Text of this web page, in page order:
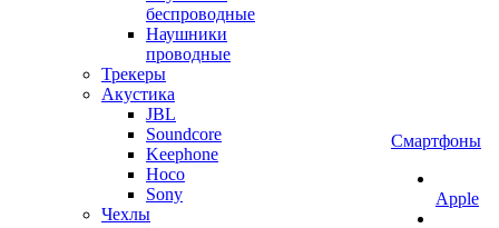
беспроводные
Наушники
проводные
Трекеры
Акустика
JBL
Soundcore
Keephone
Hoco
Sony
Чехлы
Смартфоны
Apple